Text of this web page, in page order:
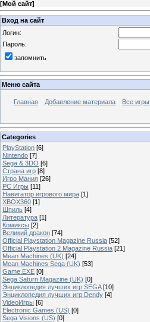
[Мой сайт]
Вход на сайт
Логин:
Пароль:
запомнить
Меню сайта
Главная Добавление материала Все игры
Categories
PlayStation [6]
Nintendo [7]
Sega & 3DO [6]
Страна игр [8]
Игро Мания [26]
PC Игры [11]
Навигатор игрового мира [1]
XBOX360 [1]
Шпиль [4]
Литература [1]
Комиксы [2]
Великий дракон [74]
Official Playstation Magazine Russia [52]
Official Playstation 2 Magazine Russia [21]
Mean Machines (UK) [24]
Mean Machines Sega (UK) [53]
Game.EXE [0]
Sega Saturn Magazine (UK) [0]
Энциклопедия лучших игр SEGA [10]
Энциклопедия лучших игр Dendy [4]
VideoИгры [6]
Electronic Games (US) [0]
Sega Visions (US) [0]